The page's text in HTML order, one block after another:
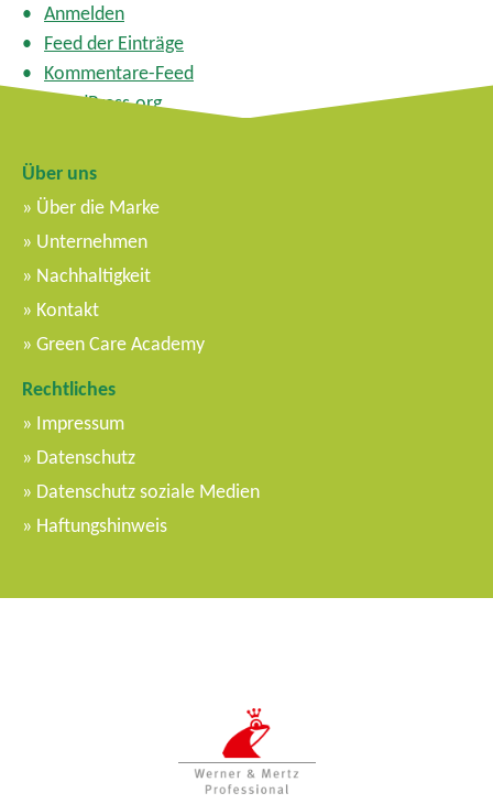
Anmelden
Feed der Einträge
Kommentare-Feed
WordPress.org
Über uns
Über die Marke
Unternehmen
Nachhaltigkeit
Kontakt
Green Care Academy
Rechtliches
Impressum
Datenschutz
Datenschutz soziale Medien
Haftungshinweis